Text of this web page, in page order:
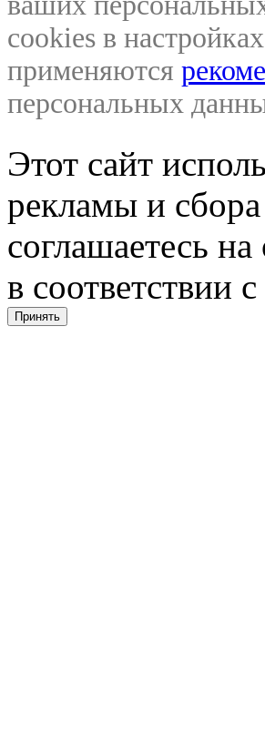
cookies в
применяются
персональных
Этот сайт
рекламы и сбора
соглашаетесь
в соответствии
Принять